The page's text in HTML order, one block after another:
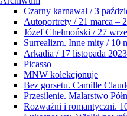
Czarny karnawał / 3
Autoportrety / 21 marca –
Józef Chełmoński / 27
Surrealizm. Inne mity / 10
Arkadia / 17 listopada
Picasso
MNW kolekcjonuje
Bez gorsetu. Camille
Przesilenie. Malarstwo
Rozważni i romantyczni.